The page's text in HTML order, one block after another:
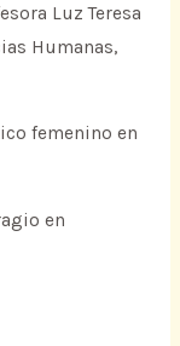
Luz Teresa
Humanas,
femenino en
en